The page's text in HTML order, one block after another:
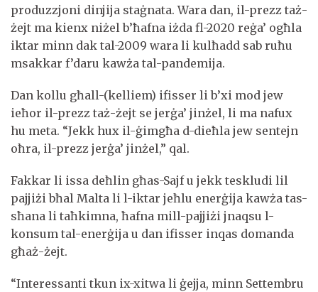
produzzjoni dinjija staġnata. Wara dan, il-prezz taż-
żejt ma kienx niżel b’ħafna iżda fl-2020 reġa’ ogħla
iktar minn dak tal-2009 wara li kulħadd sab ruħu
msakkar f’daru kawża tal-pandemija.
Dan kollu għall-(kelliem) ifisser li b’xi mod jew
ieħor il-prezz taż-żejt se jerġa’ jinżel, li ma nafux
hu meta. “Jekk hux il-ġimgħa d-dieħla jew sentejn
oħra, il-prezz jerġa’ jinżel,” qal.
Fakkar li issa deħlin għas-Sajf u jekk teskludi lil
pajjiżi bħal Malta li l-iktar jeħlu enerġija kawża tas-
sħana li taħkimna, ħafna mill-pajjiżi jnaqsu l-
konsum tal-enerġija u dan ifisser inqas domanda
għaż-żejt.
“Interessanti tkun ix-xitwa li ġejja, minn Settembru